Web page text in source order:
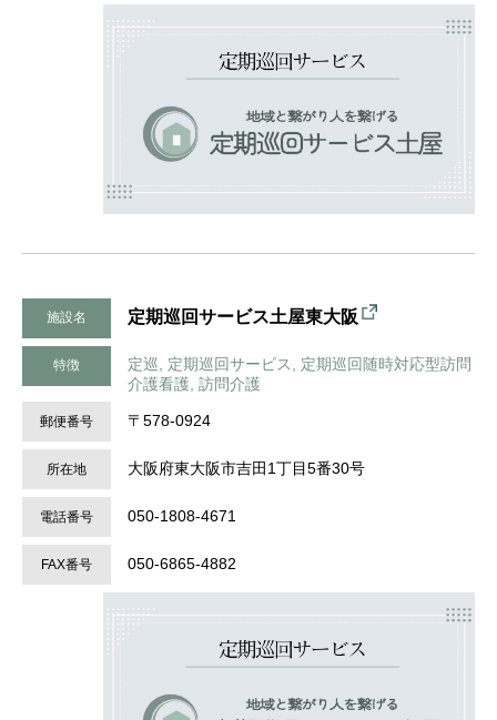
施設名 定期巡回サービス土屋東大阪
特徴
定巡, 定期巡回サービス, 定期巡回随時対応型訪問
介護看護, 訪問介護
郵便番号 〒578-0924
所在地 大阪府東大阪市吉田1丁目5番30号
電話番号 050-1808-4671
FAX番号 050-6865-4882